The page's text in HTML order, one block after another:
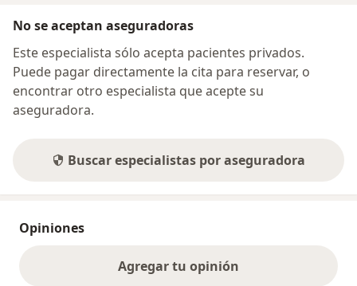
No se aceptan aseguradoras
Este especialista sólo acepta pacientes privados.
Puede pagar directamente la cita para reservar, o
encontrar otro especialista que acepte su
aseguradora.
Buscar especialistas por aseguradora
Opiniones
Agregar tu opinión